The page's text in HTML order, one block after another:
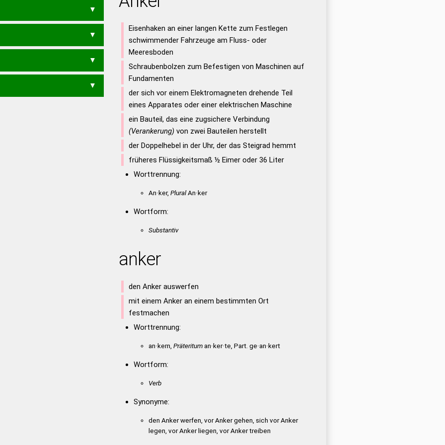
KRANE
RENKT TRANK
KERN KNET KRAN KREN
TENNO TENOR
RANNT RATEN RENNT
ANTE
RATE RENN TANN TARN
Eisenhaken an einer langen Kette zum Festlegen
schwimmender Fahrzeuge am Fluss- oder
Meeresboden
Schraubenbolzen zum Befestigen von Maschinen auf
Fundamenten
der sich vor einem Elektromagneten drehende Teil
eines Apparates oder einer elektrischen Maschine
ein Bauteil, das eine zugsichere Verbindung
(Verankerung) von zwei Bauteilen herstellt
der Doppelhebel in der Uhr, der das Steigrad hemmt
früheres Flüssigkeitsmaß ½ Eimer oder 36 Liter
Worttrennung:
An·ker, PluralAn·ker
Wortform:
Substantiv
anker
den Anker auswerfen
mit einem Anker an einem bestimmten Ort
festmachen
Worttrennung:
an·kern, Präterituman·ker·te, Part. ge·an·kert
Wortform:
Verb
Synonyme:
den Anker werfen, vor Anker gehen, sich vor Anker
legen, vor Anker liegen, vor Anker treiben